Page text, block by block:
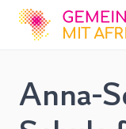
GFA
Anna-
Anna-